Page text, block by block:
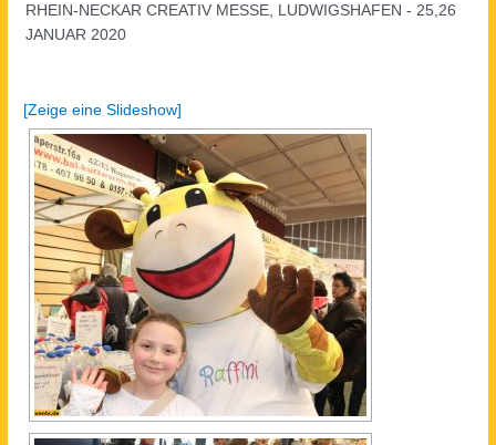
RHEIN-NECKAR CREATIV MESSE, LUDWIGSHAFEN - 25,26
JANUAR 2020
[Zeige eine Slideshow]